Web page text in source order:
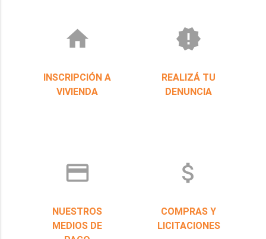
home
INSCRIPCIÓN A
VIVIENDA
new_releases
REALIZÁ TU
DENUNCIA
credit_card
NUESTROS
MEDIOS DE
attach_money
COMPRAS Y
LICITACIONES